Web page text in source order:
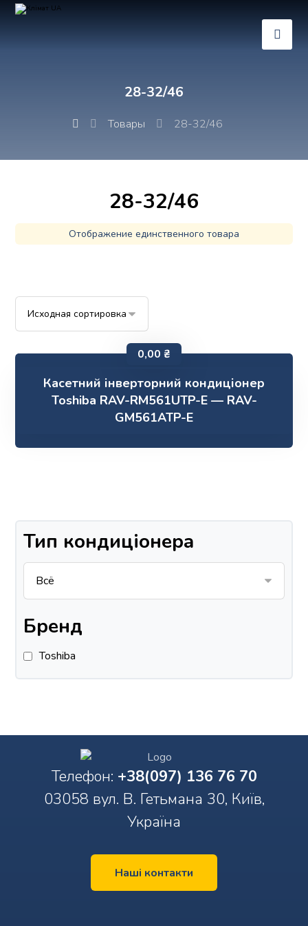
28-32/46
Товары 28-32/46
28-32/46
Отображение единственного товара
Касетний інверторний кондиціонер
Toshiba RAV-RM561UTP-E — RAV-
GM561ATP-E
0,00 ₴
Тип кондиціонера
Бренд
Toshiba
Телефон: +38(097) 136 76 70
03058 вул. В. Гетьмана 30, Київ,
Україна
Наші контакти